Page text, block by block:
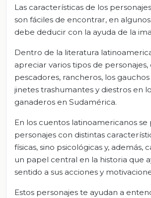
Las características de los
son fáciles de encontrar, en
debe deducir con la ayuda de la
Dentro de la literatura
apreciar varios tipos de personajes,
pescadores, rancheros, los
jinetes trashumantes y diestros en
ganaderos en Sudamérica.
En los cuentos latinoamericanos se
personajes con distintas
físicas, sino psicológicas y, además,
un papel central en la historia que
sentido a sus acciones y
Estos personajes te ayudan a